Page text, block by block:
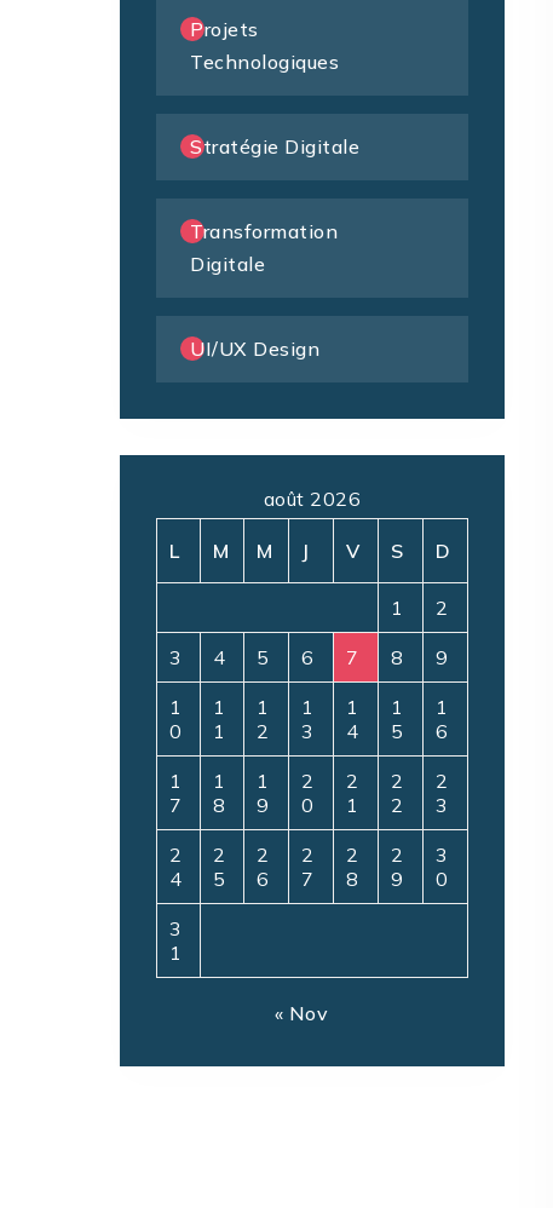
Projets
Technologiques
Stratégie Digitale
Transformation
Digitale
UI/UX Design
août 2026
L M M J V S D
1 2
3 4 5 6 7 8 9
1
0
1
1
1
2
1
3
1
4
1
5
1
6
1
7
1
8
1
9
2
0
2
1
2
2
2
3
2
4
2
5
2
6
2
7
2
8
2
9
3
0
3
1
« Nov